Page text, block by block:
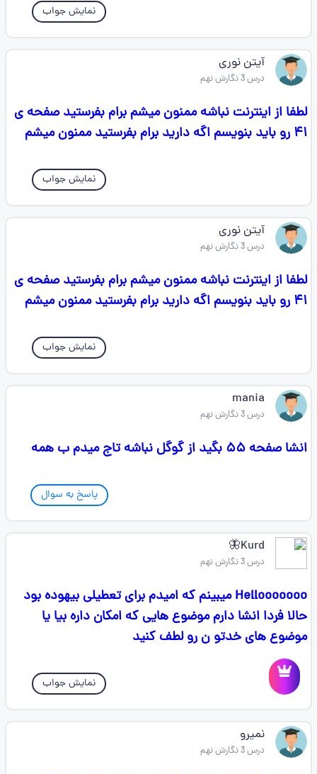
نمایش جواب
آیتن نوری
درس 3 نگارش نهم
لطفا از اینترنت نباشه ممنون میشم برام بفرستید صفحه ی
۴۱ رو باید بنویسم اگه دارید برام بفرستید ممنون میشم
نمایش جواب
آیتن نوری
درس 3 نگارش نهم
لطفا از اینترنت نباشه ممنون میشم برام بفرستید صفحه ی
۴۱ رو باید بنویسم اگه دارید برام بفرستید ممنون میشم
نمایش جواب
mania
درس 3 نگارش نهم
انشا صفحه ۵۵ بگید از گوگل نباشه تاج میدم ب همه
پاسخ به سوال
Kurd🦋
درس 3 نگارش نهم
Hellooooooo میبینم که امیدم برای تعطیلی بیهوده بود
حالا فردا انشا دارم موضوع هایی که امکان داره بیا یا
موضوع های خدتو ن رو لطف کنید
نمایش جواب
نمیرو
درس 3 نگارش نهم